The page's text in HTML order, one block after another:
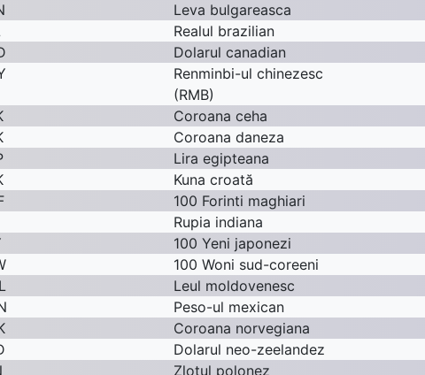
Leva bulgareasca
Realul brazilian
Dolarul canadian
Renminbi-ul chinezesc
(RMB)
Coroana ceha
Coroana daneza
Lira egipteana
Kuna croată
100 Forinti maghiari
Rupia indiana
100 Yeni japonezi
100 Woni sud-coreeni
Leul moldovenesc
Peso-ul mexican
Coroana norvegiana
Dolarul neo-zeelandez
Zlotul polonez